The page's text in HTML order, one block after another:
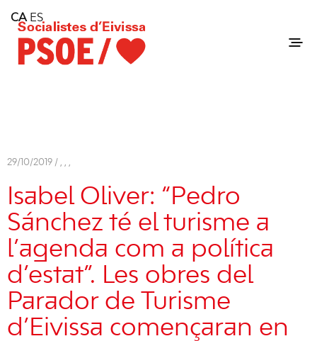
Consell Insular d'Eivissa
Services
Contact
29/10/2019 / , , ,
Isabel Oliver: “Pedro
Sánchez té el turisme a
l’agenda com a política
d’estat”. Les obres del
Parador de Turisme
d’Eivissa començaran en
CA ES